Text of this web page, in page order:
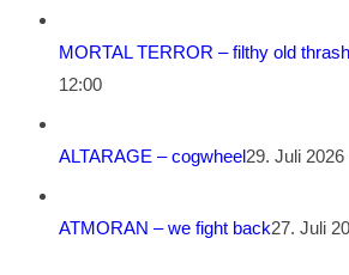
MORTAL TERROR – filthy old thrash
12:00
ALTARAGE – cogwheel29. Juli 2026
ATMORAN – we fight back27. Juli